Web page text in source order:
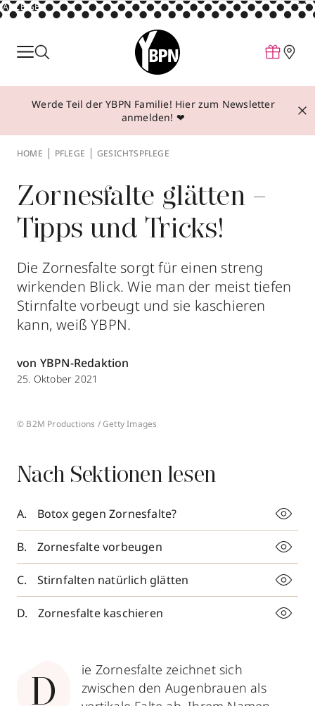
ANZEIGE
Parfum
Make-up
Behandlungen
Über YBPN
Aktionen
Storefinder
Werde Teil der YBPN Familie! Hier zum Newsletter
anmelden! ❤
HOME PFLEGE GESICHTSPFLEGE
Zornesfalte glätten –
Tipps und Tricks!
Die Zornesfalte sorgt für einen streng
wirkenden Blick. Wie man der meist tiefen
Stirnfalte vorbeugt und sie kaschieren
kann, weiß YBPN.
von YBPN-Redaktion
25. Oktober 2021
© B2M Productions / Getty Images
Nach Sektionen lesen
Botox gegen Zornesfalte?
Zornesfalte vorbeugen
Stirnfalten natürlich glätten
Zornesfalte kaschieren
D
ie Zornesfalte zeichnet sich
zwischen den Augenbrauen als